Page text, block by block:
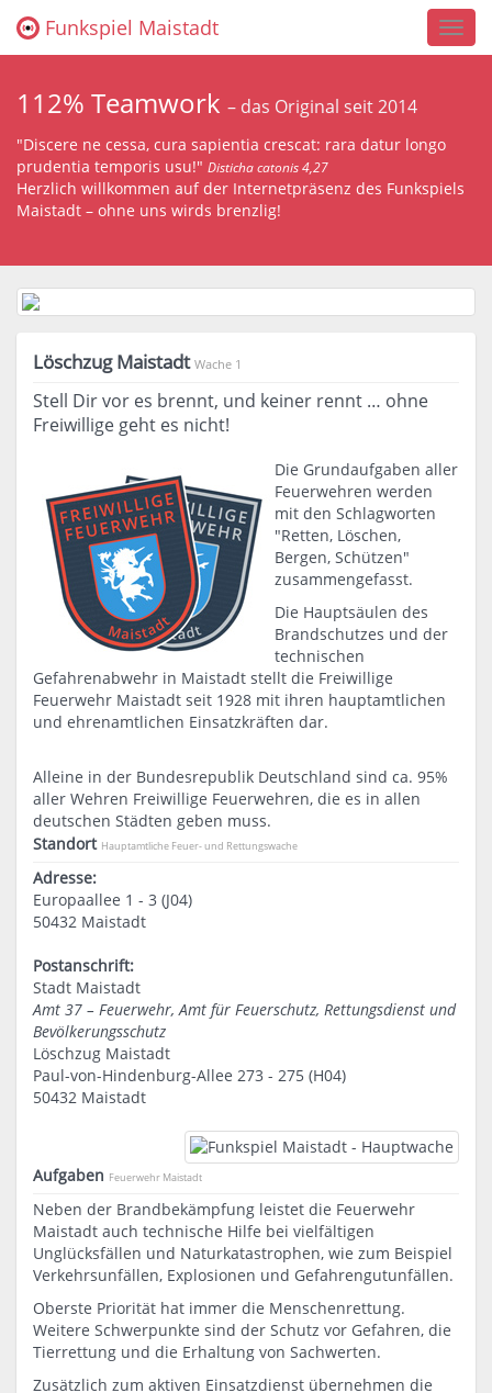
Funkspiel Maistadt
112% Teamwork – das Original seit 2014
"Discere ne cessa, cura sapientia crescat: rara datur longo
prudentia temporis usu!" Disticha catonis 4,27
Herzlich willkommen auf der Internetpräsenz des Funkspiels
Maistadt – ohne uns wirds brenzlig!
Löschzug Maistadt Wache 1
Stell Dir vor es brennt, und keiner rennt … ohne
Freiwillige geht es nicht!
Die Grundaufgaben aller
Feuerwehren werden
mit den Schlagworten
"Retten, Löschen,
Bergen, Schützen"
zusammengefasst.
Die Hauptsäulen des
Brandschutzes und der
technischen
Gefahrenabwehr in Maistadt stellt die Freiwillige
Feuerwehr Maistadt seit 1928 mit ihren hauptamtlichen
und ehrenamtlichen Einsatzkräften dar.
Alleine in der Bundesrepublik Deutschland sind ca. 95%
aller Wehren Freiwillige Feuerwehren, die es in allen
deutschen Städten geben muss.
Standort Hauptamtliche Feuer- und Rettungswache
Adresse:
Europaallee 1 - 3 (J04)
50432 Maistadt
Postanschrift:
Stadt Maistadt
Amt 37 – Feuerwehr, Amt für Feuerschutz, Rettungsdienst und
Bevölkerungsschutz
Löschzug Maistadt
Paul-von-Hindenburg-Allee 273 - 275 (H04)
50432 Maistadt
Aufgaben Feuerwehr Maistadt
Neben der Brandbekämpfung leistet die Feuerwehr
Maistadt auch technische Hilfe bei vielfältigen
Unglücksfällen und Naturkatastrophen, wie zum Beispiel
Verkehrsunfällen, Explosionen und Gefahrengutunfällen.
Oberste Priorität hat immer die Menschenrettung.
Weitere Schwerpunkte sind der Schutz vor Gefahren, die
Tierrettung und die Erhaltung von Sachwerten.
Zusätzlich zum aktiven Einsatzdienst übernehmen die